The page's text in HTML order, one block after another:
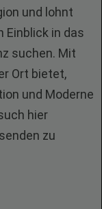
und lohnt
Einblick in das
suchen. Mit
Ort bietet,
und Moderne
hier
zu